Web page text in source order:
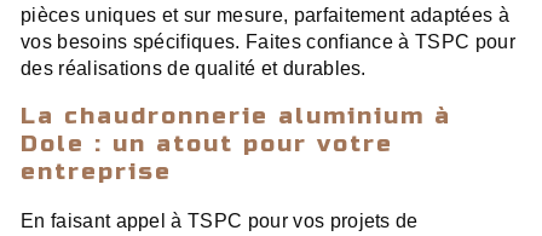
pièces uniques et sur mesure, parfaitement adaptées à
vos besoins spécifiques. Faites confiance à TSPC pour
des réalisations de qualité et durables.
La chaudronnerie aluminium à
Dole : un atout pour votre
entreprise
En faisant appel à TSPC pour vos projets de